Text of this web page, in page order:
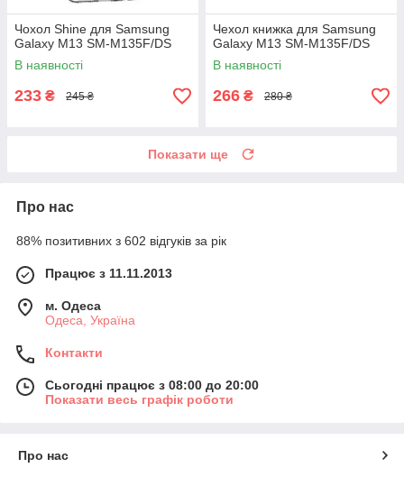
Чохол Shine для Samsung
Galaxy M13 SM-M135F/DS
В наявності
233 ₴ 245 ₴
Чехол книжка для Samsung
Galaxy M13 SM-M135F/DS
В наявності
266 ₴ 280 ₴
Показати ще
Про нас
88% позитивних з 602 відгуків за рік
Працює з 11.11.2013
м. Одеса
Одеса, Україна
Контакти
Сьогодні працює з 08:00 до 20:00
Показати весь графік роботи
Про нас